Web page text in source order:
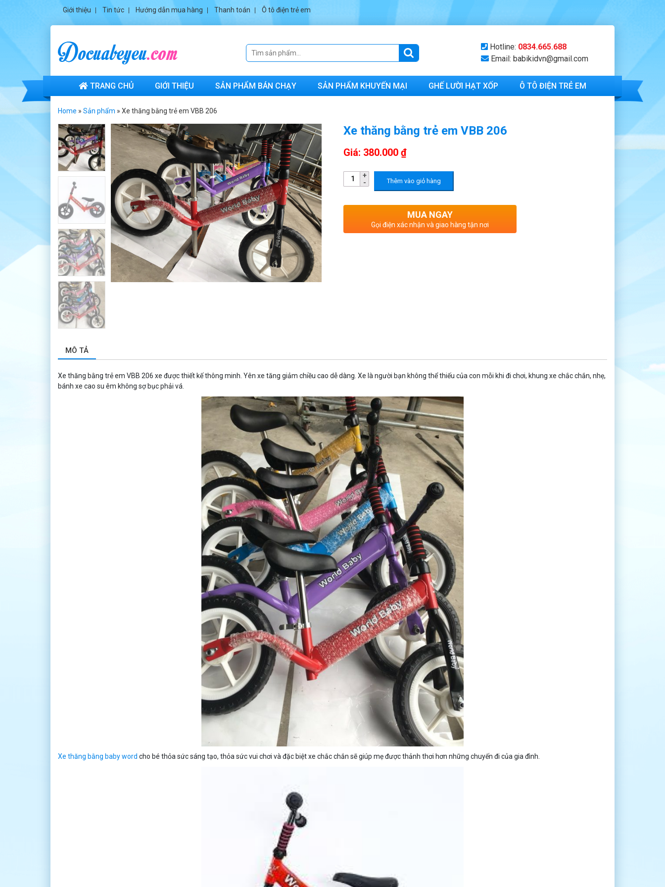
Giới thiệu Tin tức Hướng dẫn mua hàng Thanh toán Ô tô điện trẻ em
Hotline: 0834.665.688
Email: babikidvn@gmail.com
TRANG CHỦ GIỚI THIỆU SẢN PHẨM BÁN CHẠY SẢN PHẨM KHUYẾN MẠI GHẾ LƯỜI HẠT XỐP Ô TÔ ĐIỆN TRẺ EM
Home » Sản phẩm » Xe thăng bằng trẻ em VBB 206
Xe thăng bằng trẻ em VBB 206
Giá: 380.000 ₫
Thêm vào giỏ hàng
MUA NGAY
Gọi điện xác nhận và giao hàng tận nơi
MÔ TẢ
Xe thăng bằng trẻ em VBB 206 xe được thiết kế thông minh. Yên xe tăng giảm chiều cao dễ dàng. Xe là người bạn không thể thiếu của con mỗi khi đi chơi, khung xe chắc chắn, nhẹ,
bánh xe cao su êm không sợ bục phải vá.
Xe thăng bằng baby word cho bé thỏa sức sáng tạo, thỏa sức vui chơi và đặc biệt xe chắc chắn sẽ giúp mẹ được thảnh thơi hơn những chuyến đi của gia đình.